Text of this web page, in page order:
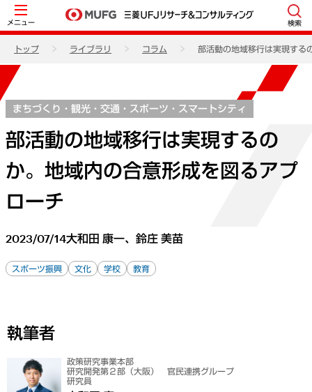
メニュー 検索
トップ ライブラリ コラム 部活動の地域移行は実現する
まちづくり・観光・交通・スポーツ・スマートシティ
部活動の地域移行は実現するの
か。地域内の合意形成を図るアプ
ローチ
2023/07/14大和田 康一、鈴庄 美苗
スポーツ振興 文化 学校 教育
執筆者
政策研究事業本部
研究開発第２部（大阪） 官民連携グループ
研究員